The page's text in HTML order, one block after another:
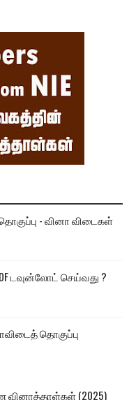
- வினா விடைகள்
டவுன்லோட் செய்வது ?
தொகுப்பு
(2025)